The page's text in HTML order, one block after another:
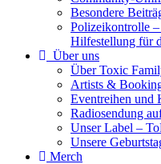
Besondere
Polizeikontrolle
Hilfestellung für
Über uns
Über Toxic
Artists &
Eventreihen und
Radiosendung
Unser Label –
Unsere
Merch